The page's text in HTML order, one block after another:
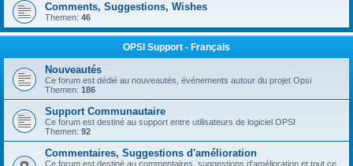
Comments, Suggestions, Wishes
Themen: 46
OPSI Support - Français
Nouveautés
Ce forum est dédié au nouveautés, événements autour du projet Opsi
Themen: 186
Support Communautaire
Ce forum est destiné au support entre utilisateurs de logiciel OPSI
Themen: 92
Commentaires, Suggestions d'amélioration
Ce forum est destiné au commentaires, suggestions d'amélioration et tout ce